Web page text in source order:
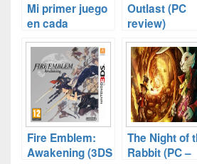
Mi primer juego
en cada
sistema y un
breve
comentario
sobre cada uno
de ellos
(primera parte)
Outlast (PC
review)
Fire Emblem:
Awakening (3DS
The Night of
Rabbit (PC –